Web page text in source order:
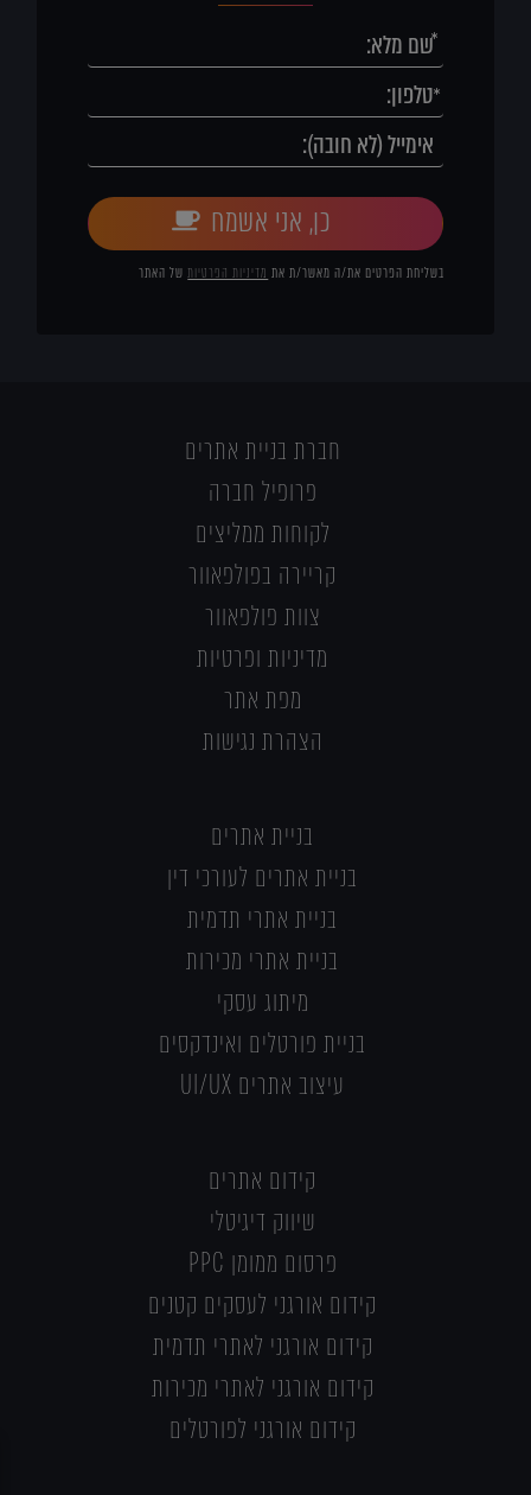
כן, אני אשמח
בשליחת הפרטים את/ה מאשר/ת את מדיניות הפרטיותשל האתר
חברת בניית אתרים
פרופיל חברה
לקוחות ממליצים
קריירה בפולפאוור
צוות פולפאוור
מדיניות ופרטיות
מפת אתר
הצהרת נגישות
בניית אתרים
בניית אתרים לעורכי דין
בניית אתרי תדמית
בניית אתרי מכירות
מיתוג עסקי
בניית פורטלים ואינדקסים
עיצוב אתרים UI/UX
קידום אתרים
שיווק דיגיטלי
פרסום ממומן PPC
קידום אורגני לעסקים קטנים
קידום אורגני לאתרי תדמית
קידום אורגני לאתרי מכירות
קידום אורגני לפורטלים